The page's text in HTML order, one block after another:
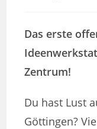
Das erste
Zentrum!
Du hast Lust
Göttingen?